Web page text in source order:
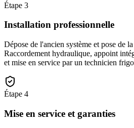
Étape 3
Installation professionnelle
Dépose de l'ancien système et pose de
Raccordement hydraulique, appoint
et mise en service par un technicien
Étape 4
Mise en service et garanties